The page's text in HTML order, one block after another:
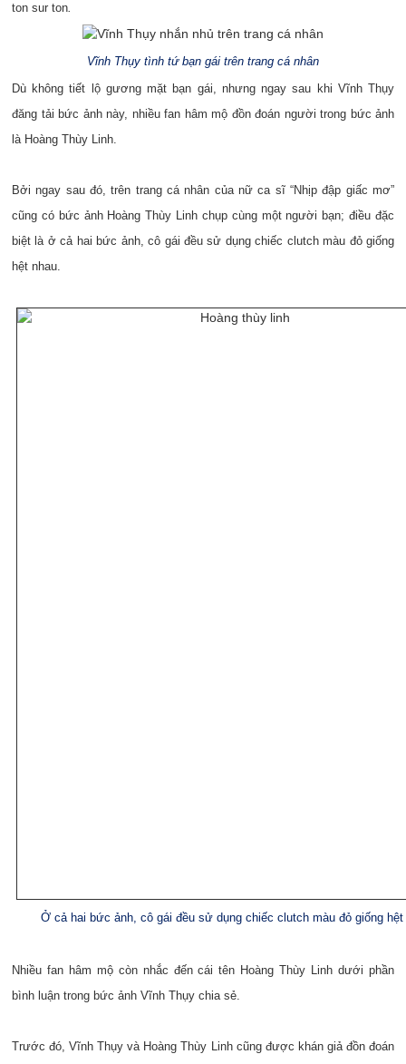
ton sur ton.
Vĩnh Thụy tình tứ bạn gái trên trang cá nhân
Dù không tiết lộ gương mặt bạn gái, nhưng ngay sau khi Vĩnh Thụy
đăng tải bức ảnh này, nhiều fan hâm mộ đồn đoán người trong bức ảnh
là Hoàng Thùy Linh.
Bởi ngay sau đó, trên trang cá nhân của nữ ca sĩ “Nhịp đập giấc mơ”
cũng có bức ảnh Hoàng Thùy Linh chụp cùng một người bạn; điều đặc
biệt là ở cả hai bức ảnh, cô gái đều sử dụng chiếc clutch màu đỏ giống
hệt nhau.
Ở cả hai bức ảnh, cô gái đều sử dụng chiếc clutch màu đỏ giống hệt
Nhiều fan hâm mộ còn nhắc đến cái tên Hoàng Thùy Linh dưới phần
bình luận trong bức ảnh Vĩnh Thụy chia sẻ.
Trước đó, Vĩnh Thụy và Hoàng Thùy Linh cũng được khán giả đồn đoán